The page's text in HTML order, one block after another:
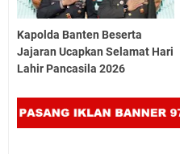
Kapolda Banten Beserta
Jajaran Ucapkan Selamat Hari
Lahir Pancasila 2026